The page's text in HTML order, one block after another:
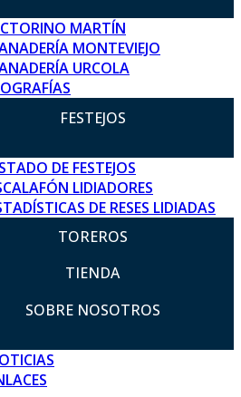
MARTÍN
MONTEVIEJO
URCOLA
FESTEJOS
DE FESTEJOS
LIDIADORES
DE RESES LIDIADAS
TOREROS
TIENDA
SOBRE NOSOTROS